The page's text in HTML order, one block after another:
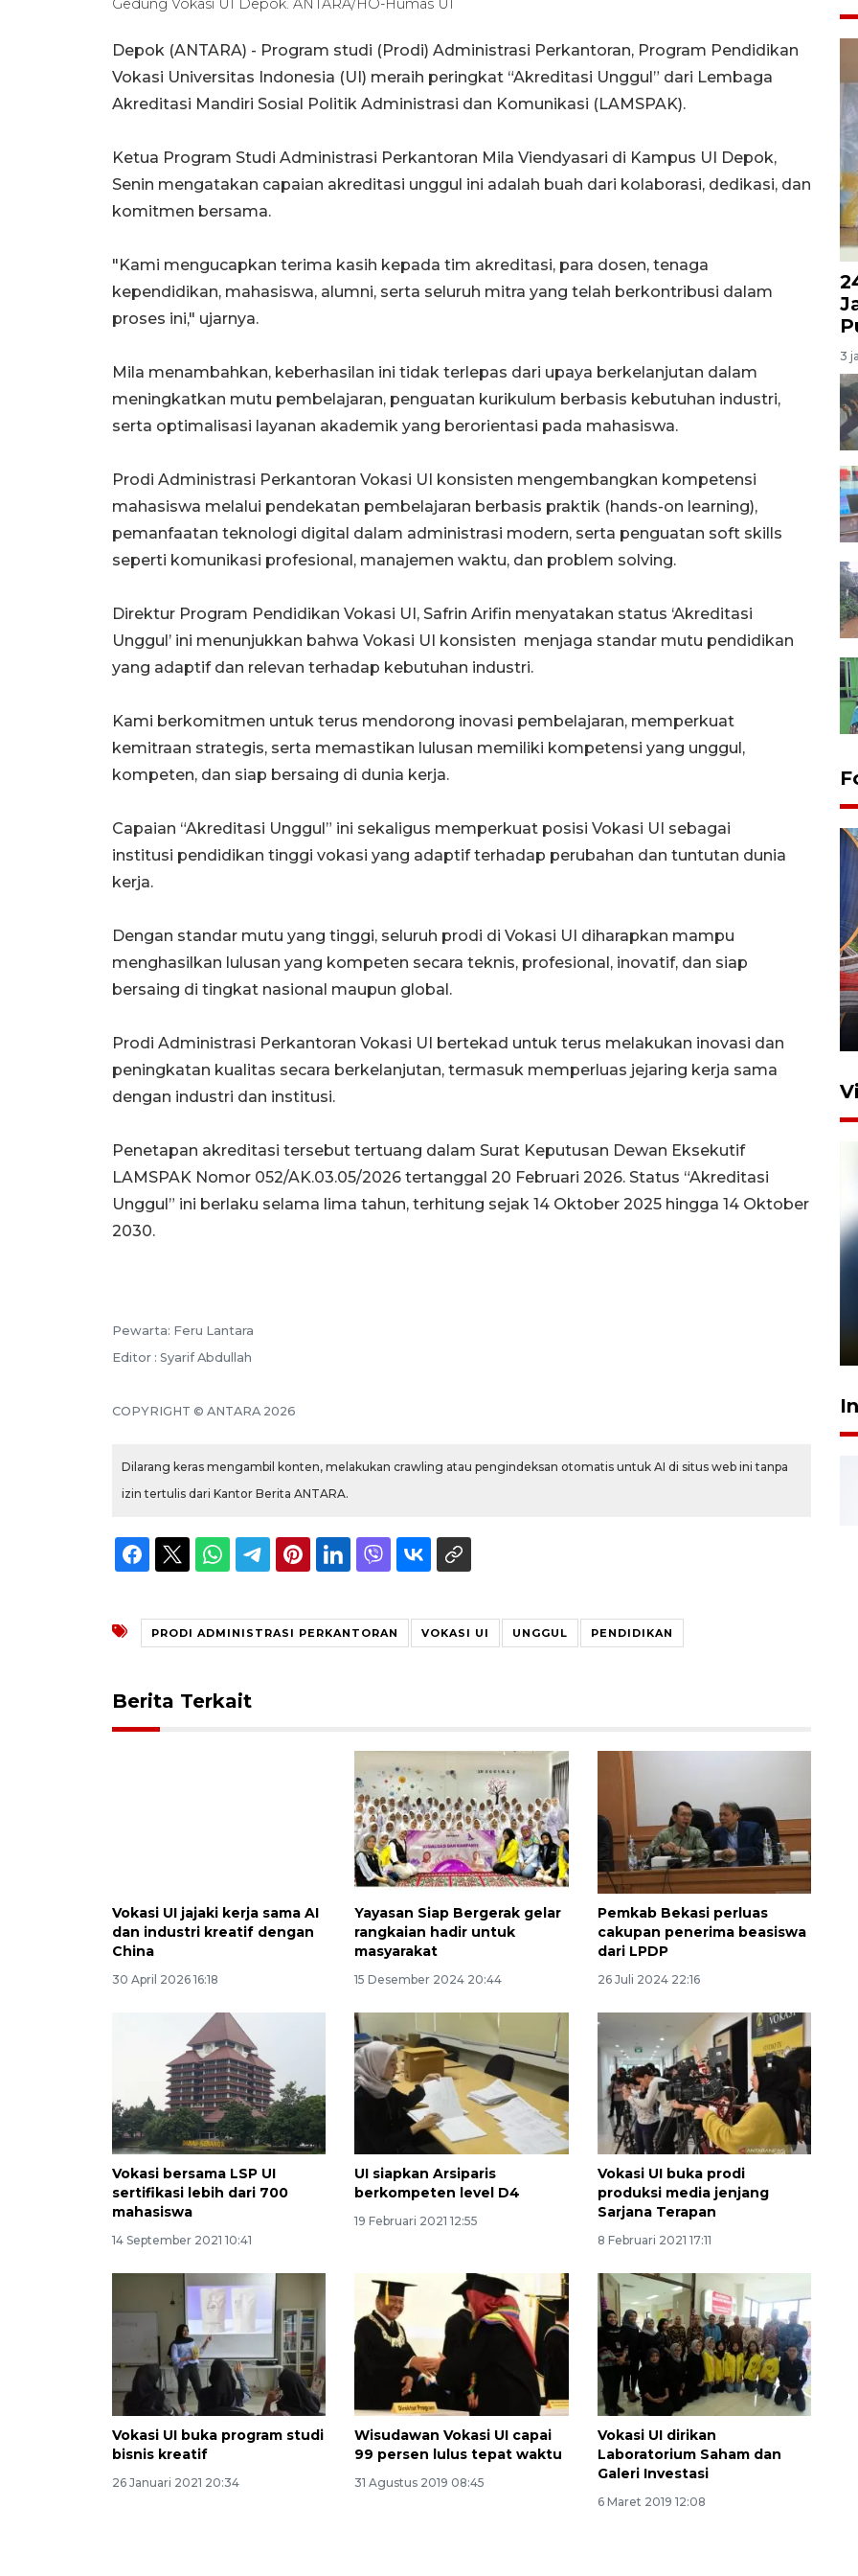
Gedung Vokasi UI Depok. ANTARA/HO-Humas UI
Depok (ANTARA) - Program studi (Prodi) Administrasi Perkantoran, Program Pendidikan
Vokasi Universitas Indonesia (UI) meraih peringkat “Akreditasi Unggul” dari Lembaga
Akreditasi Mandiri Sosial Politik Administrasi dan Komunikasi (LAMSPAK).
Ketua Program Studi Administrasi Perkantoran Mila Viendyasari di Kampus UI Depok,
Senin mengatakan capaian akreditasi unggul ini adalah buah dari kolaborasi, dedikasi, dan
komitmen bersama.
"Kami mengucapkan terima kasih kepada tim akreditasi, para dosen, tenaga
kependidikan, mahasiswa, alumni, serta seluruh mitra yang telah berkontribusi dalam
proses ini," ujarnya.
Mila menambahkan, keberhasilan ini tidak terlepas dari upaya berkelanjutan dalam
meningkatkan mutu pembelajaran, penguatan kurikulum berbasis kebutuhan industri,
serta optimalisasi layanan akademik yang berorientasi pada mahasiswa.
Prodi Administrasi Perkantoran Vokasi UI konsisten mengembangkan kompetensi
mahasiswa melalui pendekatan pembelajaran berbasis praktik (hands-on learning),
pemanfaatan teknologi digital dalam administrasi modern, serta penguatan soft skills
seperti komunikasi profesional, manajemen waktu, dan problem solving.
Direktur Program Pendidikan Vokasi UI, Safrin Arifin menyatakan status ‘Akreditasi
Unggul’ ini menunjukkan bahwa Vokasi UI konsisten menjaga standar mutu pendidikan
yang adaptif dan relevan terhadap kebutuhan industri.
Kami berkomitmen untuk terus mendorong inovasi pembelajaran, memperkuat
kemitraan strategis, serta memastikan lulusan memiliki kompetensi yang unggul,
kompeten, dan siap bersaing di dunia kerja.
Capaian “Akreditasi Unggul” ini sekaligus memperkuat posisi Vokasi UI sebagai
institusi pendidikan tinggi vokasi yang adaptif terhadap perubahan dan tuntutan dunia
kerja.
Dengan standar mutu yang tinggi, seluruh prodi di Vokasi UI diharapkan mampu
menghasilkan lulusan yang kompeten secara teknis, profesional, inovatif, dan siap
bersaing di tingkat nasional maupun global.
Prodi Administrasi Perkantoran Vokasi UI bertekad untuk terus melakukan inovasi dan
peningkatan kualitas secara berkelanjutan, termasuk memperluas jejaring kerja sama
dengan industri dan institusi.
Penetapan akreditasi tersebut tertuang dalam Surat Keputusan Dewan Eksekutif
LAMSPAK Nomor 052/AK.03.05/2026 tertanggal 20 Februari 2026. Status “Akreditasi
Unggul” ini berlaku selama lima tahun, terhitung sejak 14 Oktober 2025 hingga 14 Oktober
2030.
Pewarta: Feru Lantara
Editor : Syarif Abdullah
COPYRIGHT © ANTARA 2026
Dilarang keras mengambil konten, melakukan crawling atau pengindeksan otomatis untuk AI di situs web ini tanpa
izin tertulis dari Kantor Berita ANTARA.
PRODI ADMINISTRASI PERKANTORAN VOKASI UI UNGGUL PENDIDIKAN
Berita Terkait
Vokasi UI jajaki kerja sama AI
dan industri kreatif dengan
China
30 April 2026 16:18
Yayasan Siap Bergerak gelar
rangkaian hadir untuk
masyarakat
15 Desember 2024 20:44
Pemkab Bekasi perluas
cakupan penerima beasiswa
dari LPDP
26 Juli 2024 22:16
Vokasi bersama LSP UI
sertifikasi lebih dari 700
mahasiswa
14 September 2021 10:41
UI siapkan Arsiparis
berkompeten level D4
19 Februari 2021 12:55
Vokasi UI buka prodi
produksi media jenjang
Sarjana Terapan
8 Februari 2021 17:11
Vokasi UI buka program studi
bisnis kreatif
26 Januari 2021 20:34
Wisudawan Vokasi UI capai
99 persen lulus tepat waktu
31 Agustus 2019 08:45
Vokasi UI dirikan
Laboratorium Saham dan
Galeri Investasi
6 Maret 2019 12:08
3
Komisi V DPR tinjau
jaringan gas 2026
2026-08-07 18:00:00